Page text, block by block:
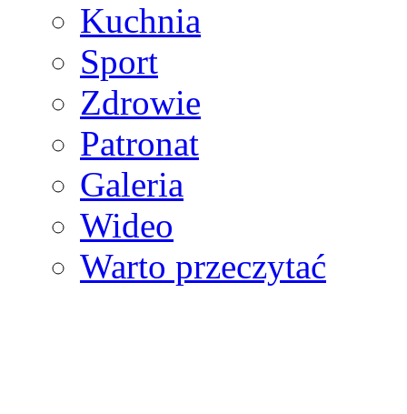
Kuchnia
Sport
Zdrowie
Patronat
Galeria
Wideo
Warto przeczytać